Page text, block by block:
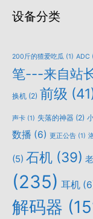
设备分类
200斤的猹爱吃瓜 (1) ADC
笔---来自站
换机 (2) 前级
声卡 (1) 失落的神器 (2)
数播 (6) 更正公告 (1)
(5) 石机 (39)
(235) 耳机
解码器